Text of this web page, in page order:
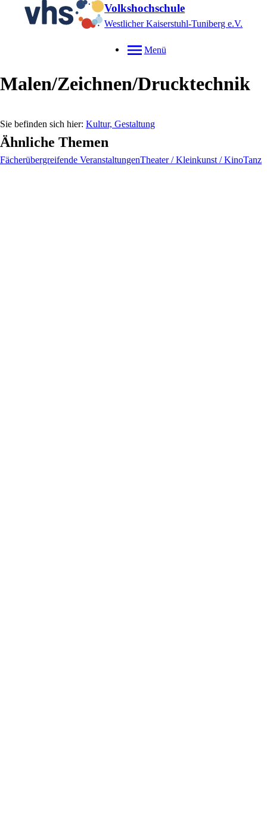
Volkshochschule
Westlicher Kaiserstuhl-Tuniberg e.V.
Menü
Malen/Zeichnen/Drucktechnik
Kultur, Gestaltung
Ähnliche Themen
Fächerübergreifende VeranstaltungenTheater / Kleinkunst / KinoTanz